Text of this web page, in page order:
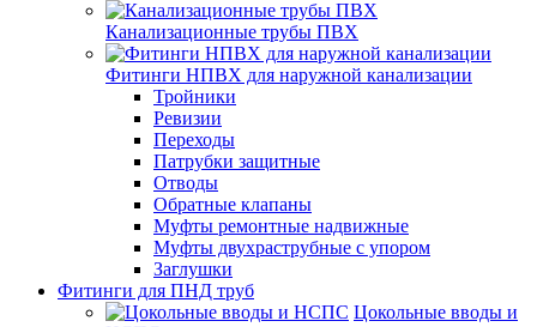
Канализационные трубы ПВХ
Фитинги НПВХ для наружной канализации
Тройники
Ревизии
Переходы
Патрубки защитные
Отводы
Обратные клапаны
Муфты ремонтные надвижные
Муфты двухраструбные с упором
Заглушки
Фитинги для ПНД труб
Цокольные вводы и